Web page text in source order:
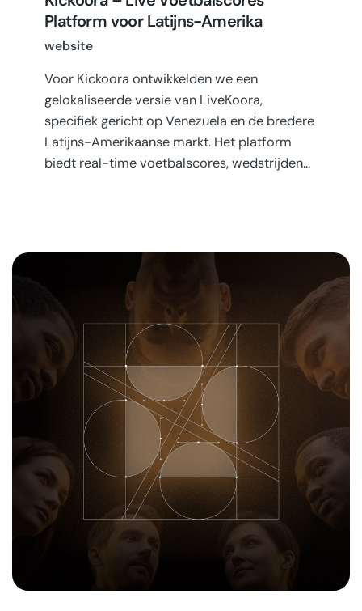
Platform voor Latijns-Amerika
website
Voor Kickoora ontwikkelden we een
gelokaliseerde versie van LiveKoora,
specifiek gericht op Venezuela en de bredere
Latijns-Amerikaanse markt. Het platform
biedt real-time voetbalscores, wedstrijden…